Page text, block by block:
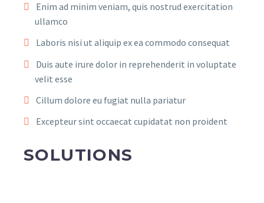
Enim ad minim veniam, quis nostrud exercitation
ullamco
Laboris nisi ut aliquip ex ea commodo consequat
Duis aute irure dolor in reprehenderit in voluptate
velit esse
Cillum dolore eu fugiat nulla pariatur
Excepteur sint occaecat cupidatat non proident
SOLUTIONS